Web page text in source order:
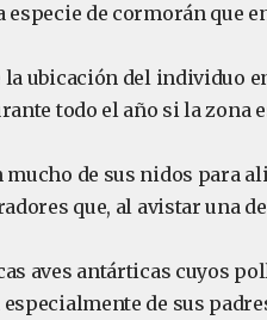
de cormorán que
ubicación del individuo
todo el año si la zona
de sus nidos para
que, al avistar una de
aves antárticas cuyos
de sus